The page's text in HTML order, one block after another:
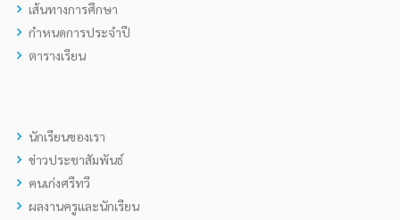
เส้นทางการศึกษา
กำหนดการประจำปี
ตารางเรียน
นักเรียนของเรา
ข่าวประชาสัมพันธ์
คนเก่งศรีทวี
ผลงานครูและนักเรียน